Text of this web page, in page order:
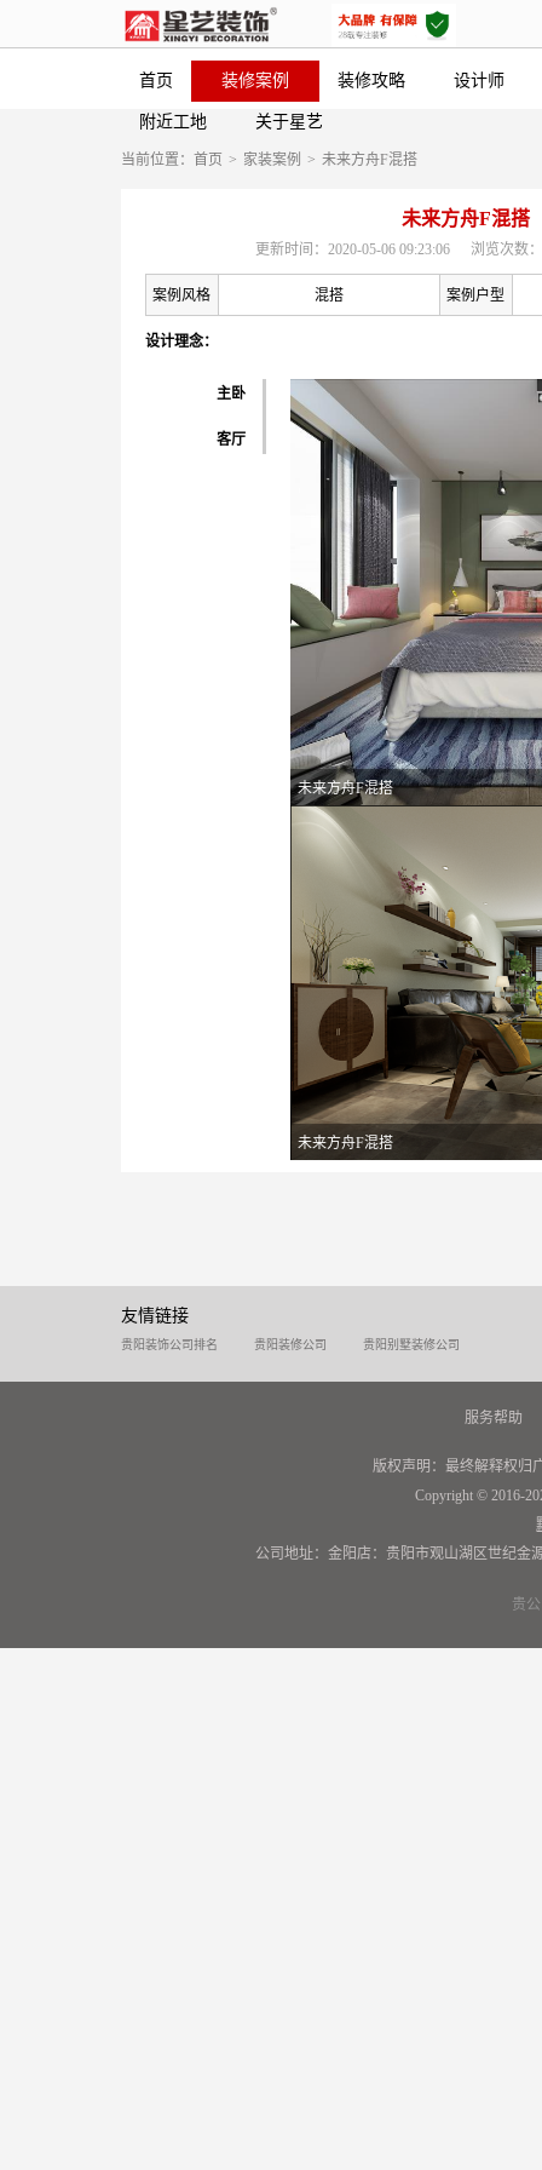
首页 装修案例 装修攻略 设计师
附近工地 关于星艺
当前位置： 首页 > 家装案例 > 未来方舟F混搭
未来方舟F混搭
更新时间：2020-05-06 09:23:06 浏览次数
案例风格 混搭 案例户型
设计理念：
主卧
客厅
未来方舟F混搭
未来方舟F混搭
友情链接
贵阳装饰公司排名 贵阳装修公司 贵阳别墅装修公司
服务帮助
版权声明：最终解释权归
Copyright © 2016-
公司地址：金阳店：贵阳市观山湖区世纪金
贵